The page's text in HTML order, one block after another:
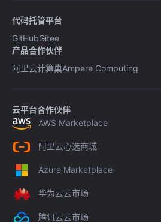
代码托管平台
GitHubGitee
产品合作伙伴
阿里云计算巢Ampere Computing
云平台合作伙伴
AWS Marketplace
阿里云心选商城
Azure Marketplace
华为云云市场
腾讯云云市场